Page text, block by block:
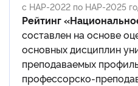
с НАР-2022 по НАР-2025
Рейтинг
составлен на основе
основных дисциплин
преподаваемых
профессорско-